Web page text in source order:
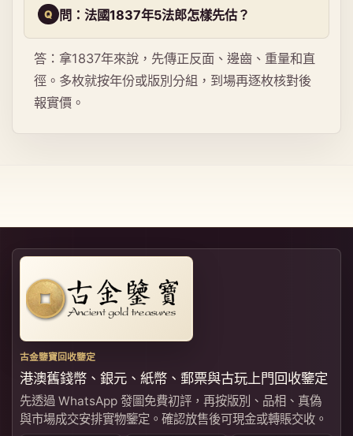
問：法國1837年5法郎怎樣先估？
答：拿1837年來說，先傳正反面、邊齒、重量和直
徑。多枚就按年份或版別分組，到場再逐枚核對後
報實價。
古金鑒寶回收鑒定
港澳舊錢幣、銀元、紙幣、郵票與古玩上門回收鑒定
先透過 WhatsApp 發圖免費初評，再按版別、品相、真偽
與市場成交安排實物鑒定。確認放售後可現金或轉賬交收。